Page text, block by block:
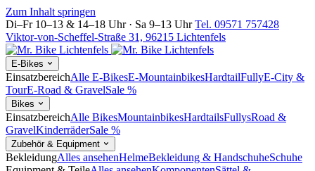
Zum Inhalt springen
Di–Fr 10–13 & 14–18 Uhr · Sa 9–13 Uhr Tel. 09571 757428
Viktor-von-Scheffel-Straße 31, 96215 Lichtenfels
E-Bikes
EinsatzbereichAlle E-BikesE-MountainbikesHardtailFullyE-City &
TourE-Road & GravelSale %
Bikes
EinsatzbereichAlle BikesMountainbikesHardtailsFullysRoad &
GravelKinderräderSale %
Zubehör & Equipment
BekleidungAlles ansehenHelmeBekleidung & HandschuheSchuhe